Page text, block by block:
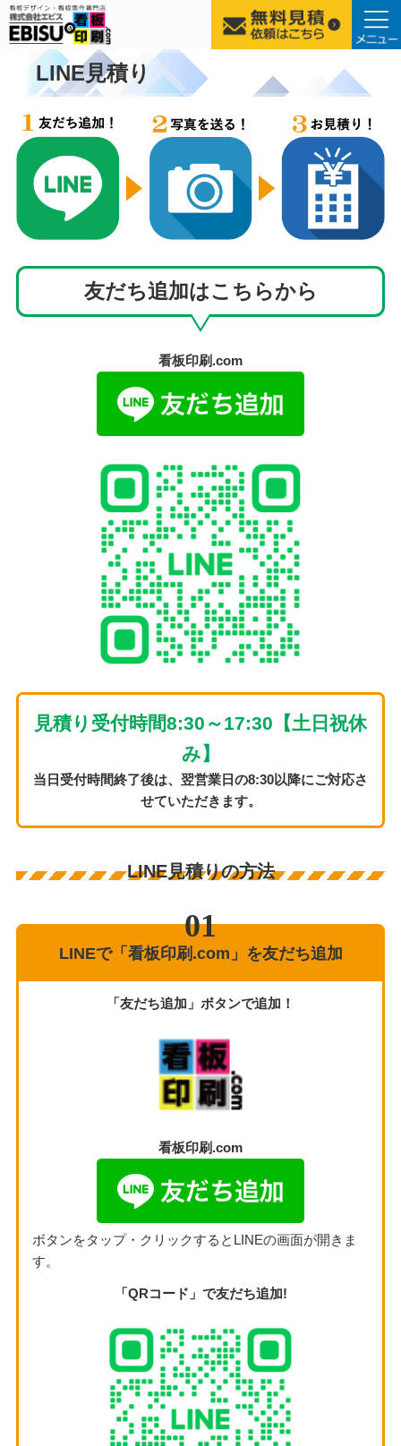
LINE見積り
友だち追加はこちらから
看板印刷.com
見積り受付時間8:30～17:30【土日祝休
み】
当日受付時間終了後は、翌営業日の8:30以降にご対応さ
せていただきます。
LINE見積りの方法
LINEで「看板印刷.com」を友だち追加
「友だち追加」ボタンで追加！
看板印刷.com
ボタンをタップ・クリックするとLINEの画面が開きま
す。
「QRコード」で友だち追加!